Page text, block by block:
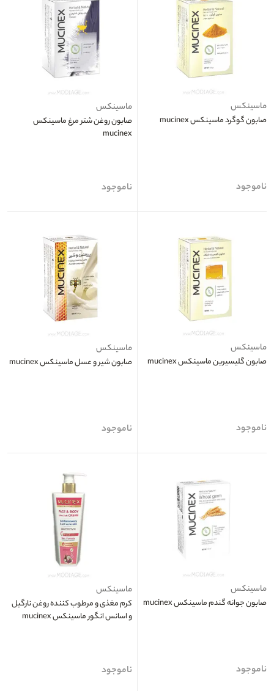
ماسینکس
صابون گوگرد ماسینکس mucinex
ناموجود
ماسینکس
صابون روغن شتر مرغ ماسینکس
mucinex
ناموجود
ماسینکس
صابون گلیسیرین ماسینکس mucinex
ناموجود
ماسینکس
صابون شیر و عسل ماسینکس mucinex
ناموجود
ماسینکس
صابون جوانه گندم ماسینکس mucinex
ناموجود
ماسینکس
کرم مغذی و مرطوب کننده روغن نارگیل
و اسانس انگور ماسینکس mucinex
ناموجود